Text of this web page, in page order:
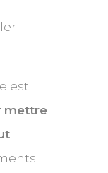
est
mettre